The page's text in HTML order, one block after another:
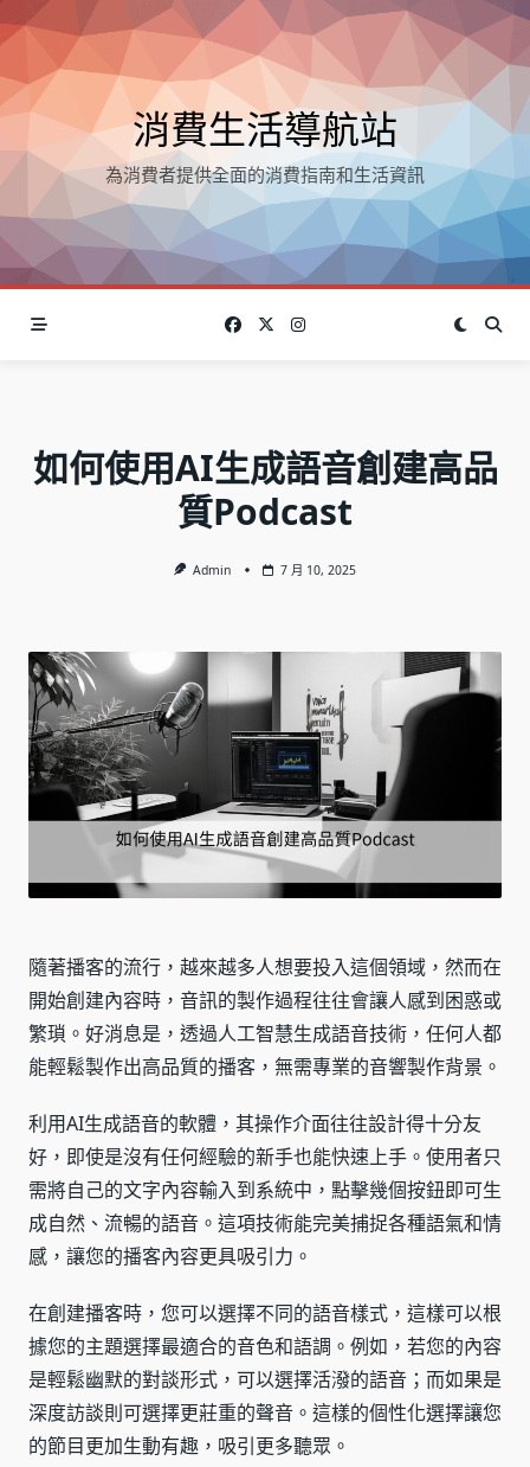
Skip
to
content
消費生活導航站
為消費者提供全面的消費指南和生活資訊
如何使用AI生成語音創建高品
質Podcast
Admin 7 月 10, 2025
隨著播客的流行，越來越多人想要投入這個領域，然而在
開始創建內容時，音訊的製作過程往往會讓人感到困惑或
繁瑣。好消息是，透過人工智慧生成語音技術，任何人都
能輕鬆製作出高品質的播客，無需專業的音響製作背景。
利用AI生成語音的軟體，其操作介面往往設計得十分友
好，即使是沒有任何經驗的新手也能快速上手。使用者只
需將自己的文字內容輸入到系統中，點擊幾個按鈕即可生
成自然、流暢的語音。這項技術能完美捕捉各種語氣和情
感，讓您的播客內容更具吸引力。
在創建播客時，您可以選擇不同的語音樣式，這樣可以根
據您的主題選擇最適合的音色和語調。例如，若您的內容
是輕鬆幽默的對談形式，可以選擇活潑的語音；而如果是
深度訪談則可選擇更莊重的聲音。這樣的個性化選擇讓您
的節目更加生動有趣，吸引更多聽眾。